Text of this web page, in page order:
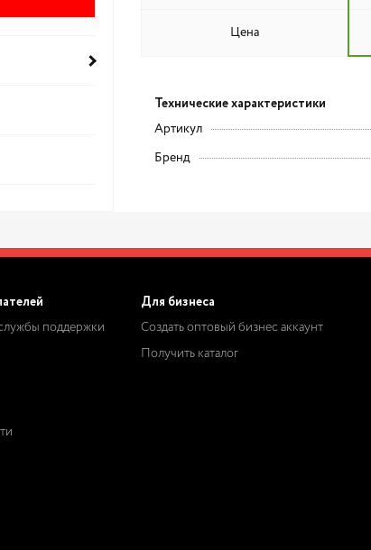
Цена
Технические характеристики
Артикул
Бренд
поддержки
Для бизнеса
Создать оптовый бизнес аккаунт
Получить каталог